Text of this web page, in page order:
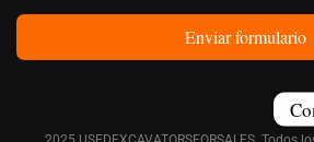
Enviar formulario